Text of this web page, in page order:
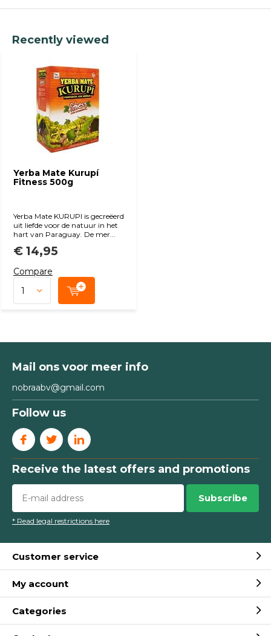
Recently viewed
Yerba Mate Kurupí
Fitness 500g
Yerba Mate KURUPI is gecreëerd
uit liefde voor de natuur in het
hart van Paraguay. De mer...
€ 14,95
Compare
Mail ons voor meer info
nobraabv@gmail.com
Follow us
Receive the latest offers and promotions
Subscribe
* Read legal restrictions here
Customer service
My account
Categories